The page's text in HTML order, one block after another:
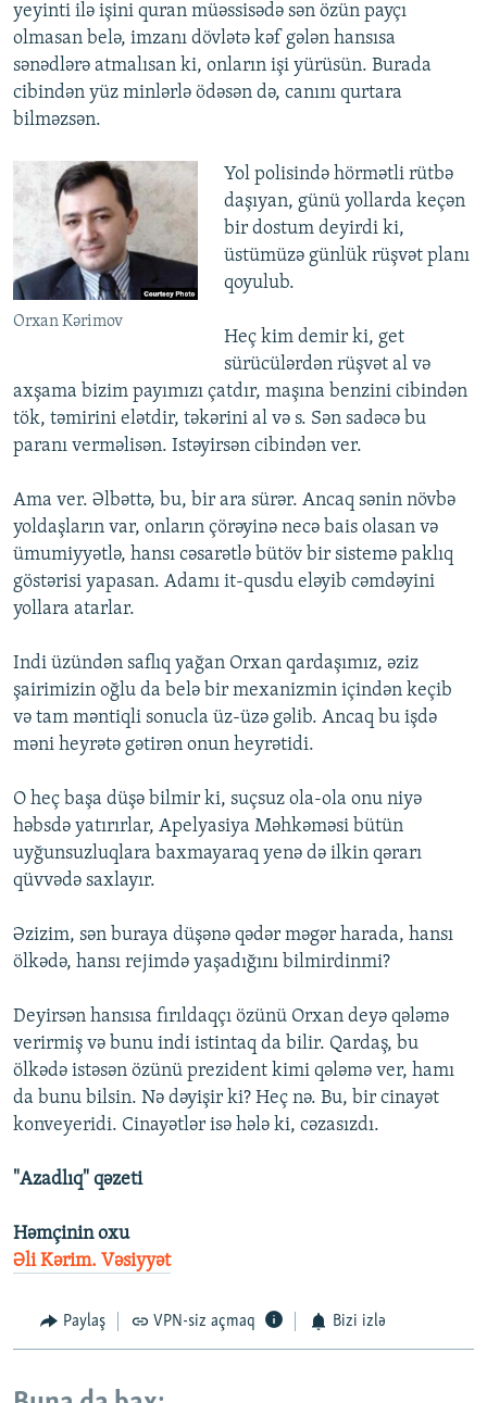
yeyinti ilə işini quran müəssisədə sən özün payçı
olmasan belə, imzanı dövlətə kəf gələn hansısa
sənədlərə atmalısan ki, onların işi yürüsün. Burada
cibindən yüz minlərlə ödəsən də, canını qurtara
bilməzsən.
Orxan Kərimov
Yol polisində hörmətli rütbə
daşıyan, günü yollarda keçən
bir dostum deyirdi ki,
üstümüzə günlük rüşvət planı
qoyulub.
Heç kim demir ki, get
sürücülərdən rüşvət al və
axşama bizim payımızı çatdır, maşına benzini cibindən
tök, təmirini elətdir, təkərini al və s. Sən sadəcə bu
paranı verməlisən. Istəyirsən cibindən ver.
Ama ver. Əlbəttə, bu, bir ara sürər. Ancaq sənin növbə
yoldaşların var, onların çörəyinə necə bais olasan və
ümumiyyətlə, hansı cəsarətlə bütöv bir sistemə paklıq
göstərisi yapasan. Adamı it-qusdu eləyib cəmdəyini
yollara atarlar.
Indi üzündən saflıq yağan Orxan qardaşımız, əziz
şairimizin oğlu da belə bir mexanizmin içindən keçib
və tam məntiqli sonucla üz-üzə gəlib. Ancaq bu işdə
məni heyrətə gətirən onun heyrətidi.
O heç başa düşə bilmir ki, suçsuz ola-ola onu niyə
həbsdə yatırırlar, Apelyasiya Məhkəməsi bütün
uyğunsuzluqlara baxmayaraq yenə də ilkin qərarı
qüvvədə saxlayır.
Əzizim, sən buraya düşənə qədər məgər harada, hansı
ölkədə, hansı rejimdə yaşadığını bilmirdinmi?
Deyirsən hansısa fırıldaqçı özünü Orxan deyə qələmə
verirmiş və bunu indi istintaq da bilir. Qardaş, bu
ölkədə istəsən özünü prezident kimi qələmə ver, hamı
da bunu bilsin. Nə dəyişir ki? Heç nə. Bu, bir cinayət
konveyeridi. Cinayətlər isə hələ ki, cəzasızdı.
"Azadlıq" qəzeti
Həmçinin oxu
Əli Kərim. Vəsiyyət
Paylaş VPN-siz açmaq Bizi izlə